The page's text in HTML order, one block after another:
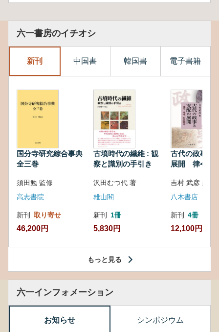
六一書房のイチオシ
新刊 中国書 韓国書 電子書籍
国分寺研究綜合事典
全三巻
須田勉 監修
高志書院
新刊 取り寄せ
46,200円
古墳時代の繊維 : 観
察と識別の手引き
沢田むつ代 著
雄山閣
新刊 1冊
5,830円
古代の政事と
展開 律令・
吉村 武彦 編集
八木書店
新刊 4冊
12,100円
もっと見る
六一インフォメーション
お知らせ シンポジウム